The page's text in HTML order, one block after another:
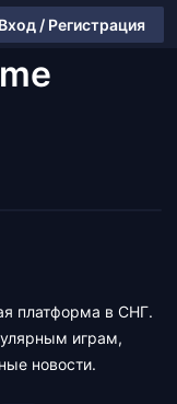
Вход / Регистрация
платформа в СНГ.
играм,
новости.